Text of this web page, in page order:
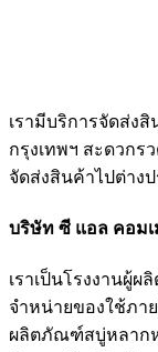
เรามีบริการจัดส่ง
กรุงเทพฯ สะดวกร
จัดส่งสินค้าไปต่าง
บริษัท ซี แอล คอมเ
เราเป็นโรงงานผู้ผ
จำหน่ายของใช้ภา
ผลิตภัณฑ์สบู่หลาก